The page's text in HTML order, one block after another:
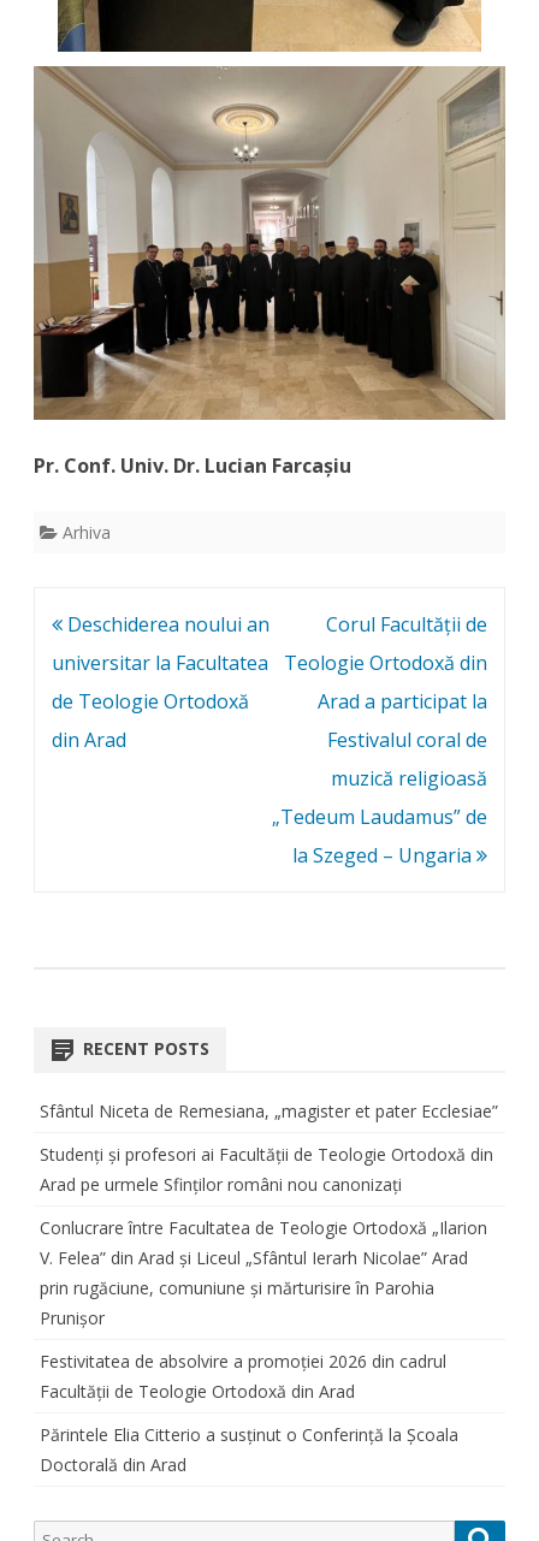
Pr. Conf. Univ. Dr. Lucian Farcașiu
Arhiva
Post
navigation
Deschiderea noului an
universitar la Facultatea
de Teologie Ortodoxă
din Arad
Corul Facultății de
Teologie Ortodoxă din
Arad a participat la
Festivalul coral de
muzică religioasă
„Tedeum Laudamus” de
la Szeged – Ungaria
RECENT POSTS
Sfântul Niceta de Remesiana, „magister et pater Ecclesiae”
Studenți și profesori ai Facultății de Teologie Ortodoxă din
Arad pe urmele Sfinților români nou canonizați
Conlucrare între Facultatea de Teologie Ortodoxă „Ilarion
V. Felea” din Arad și Liceul „Sfântul Ierarh Nicolae” Arad
prin rugăciune, comuniune și mărturisire în Parohia
Prunișor
Festivitatea de absolvire a promoției 2026 din cadrul
Facultății de Teologie Ortodoxă din Arad
Părintele Elia Citterio a susținut o Conferință la Școala
Doctorală din Arad
Search